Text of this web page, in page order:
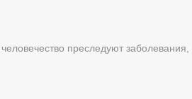
преследуют